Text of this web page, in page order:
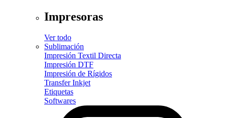
Impresoras
Ver todo
Sublimación
Impresión Textil Directa
Impresión DTF
Impresión de Rígidos
Transfer Inkjet
Etiquetas
Softwares